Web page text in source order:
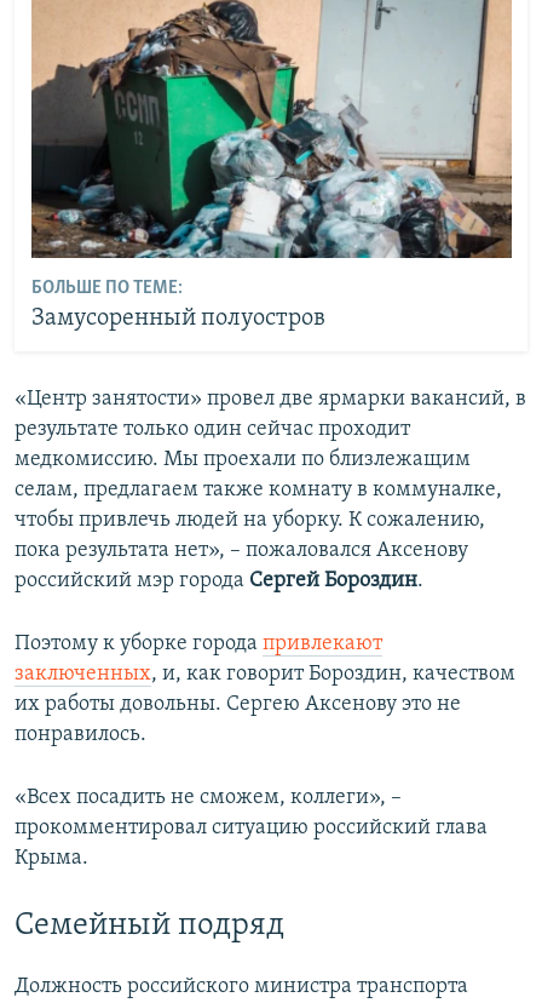
БОЛЬШЕ ПО ТЕМЕ:
Замусоренный полуостров
«Центр занятости» провел две ярмарки вакансий, в
результате только один сейчас проходит
медкомиссию. Мы проехали по близлежащим
селам, предлагаем также комнату в коммуналке,
чтобы привлечь людей на уборку. К сожалению,
пока результата нет», – пожаловался Аксенову
российский мэр города Сергей Бороздин.
Поэтому к уборке города привлекают
заключенных, и, как говорит Бороздин, качеством
их работы довольны. Сергею Аксенову это не
понравилось.
«Всех посадить не сможем, коллеги», –
прокомментировал ситуацию российский глава
Крыма.
Семейный подряд
Должность российского министра транспорта